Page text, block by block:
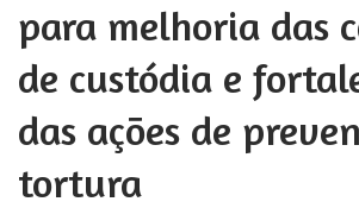
para melhoria das
de custódia e
das ações de
tortura